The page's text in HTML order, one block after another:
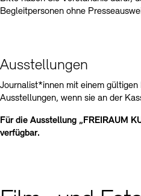
Begleitpersonen ohne
Ausstellungen
Journalist*innen mit einem gültigen
Ausstellungen, wenn sie an der
Für die Ausstellung „FREIRAUM
verfügbar.